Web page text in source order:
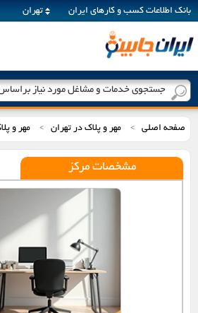
بانک اطلاعات کسب و کارهای ایران تهران
جستجوی خدمات و مشاغل مورد نیاز
صفحه اصلی > مهر و پلاک در تهران > مهر و
مشخصات مرکز